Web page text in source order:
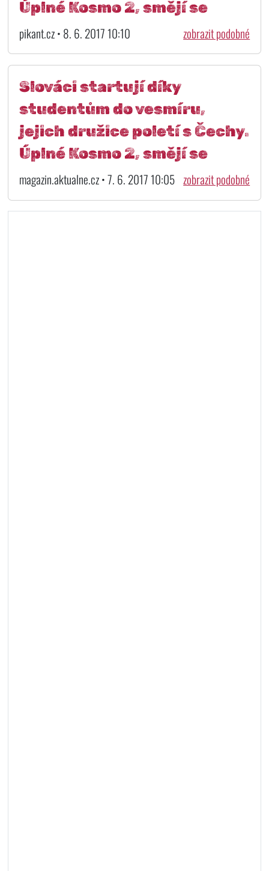
Úplné Kosmo 2, smějí se
pikant.cz • 8. 6. 2017 10:10 zobrazit podobné
Slováci startují díky
studentům do vesmíru,
jejich družice poletí s Čechy.
Úplné Kosmo 2, smějí se
magazin.aktualne.cz • 7. 6. 2017 10:05 zobrazit podobné